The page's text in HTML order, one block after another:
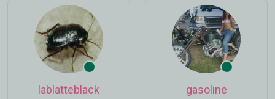
lablatteblack gasoline